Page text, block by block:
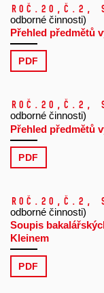
Roč.20, č.2,
odborné činnosti)
Přehled předmětů
PDF
Roč.20, č.2,
odborné činnosti)
Přehled předmětů
PDF
Roč.20, č.2,
odborné činnosti)
Soupis
Kleinem
PDF